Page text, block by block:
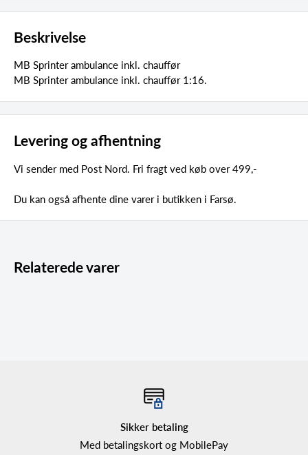
Beskrivelse
MB Sprinter ambulance inkl. chauffør
MB Sprinter ambulance inkl. chauffør 1:16.
Levering og afhentning
Vi sender med Post Nord. Fri fragt ved køb over 499,-
Du kan også afhente dine varer i butikken i Farsø.
Relaterede varer
Sikker betaling
Med betalingskort og MobilePay